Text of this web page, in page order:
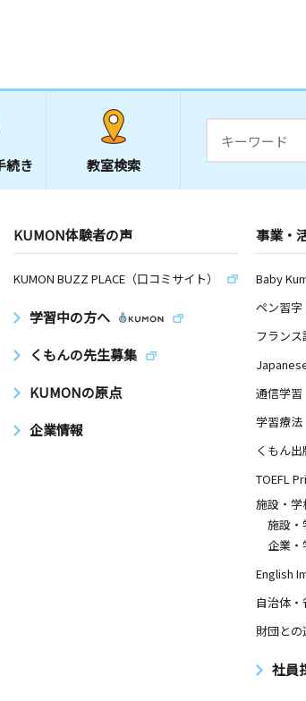
続き 教室検索
KUMON体験者の声
KUMON BUZZ PLACE（口コミサイト）
学習中の方へ
くもんの先生募集
KUMONの原点
企業情報
事業・
Baby
ペン習
フラン
通信学習
学習療法
くもん出
TOEFL
施設・
施設・
企業
English
自治体
財団との
社員